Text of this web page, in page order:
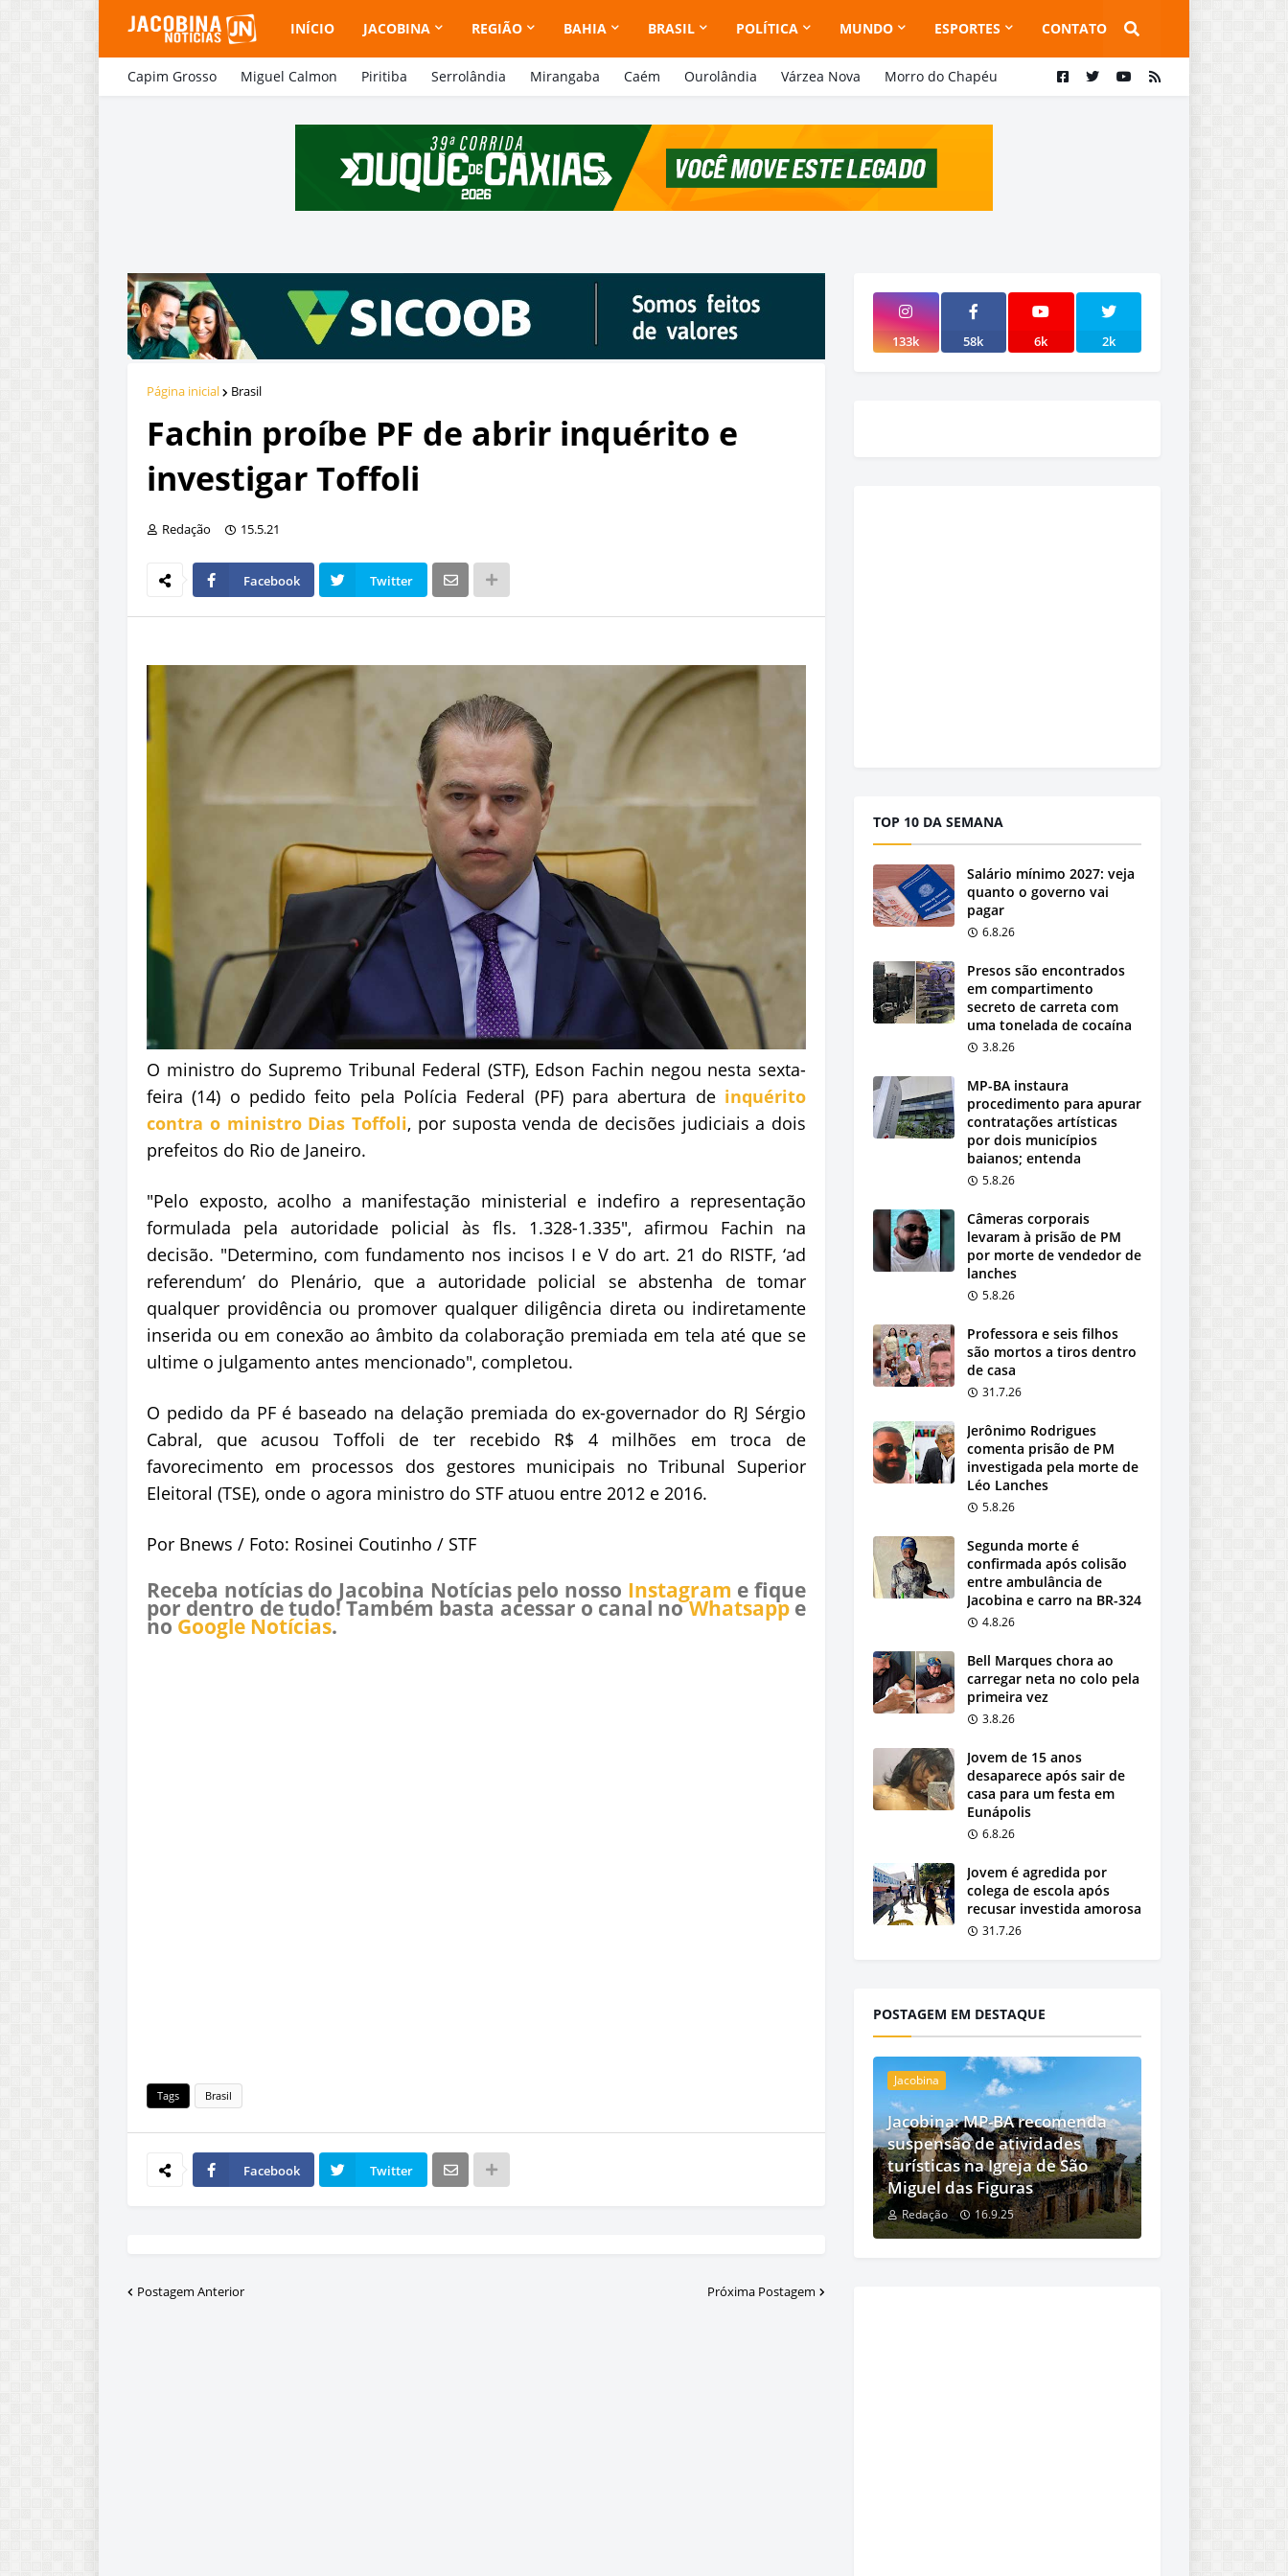
INÍCIO JACOBINA REGIÃO BAHIA BRASIL POLÍTICA MUNDO ESPORTES CONTATO
Capim Grosso Miguel Calmon Piritiba Serrolândia Mirangaba Caém Ourolândia Várzea Nova Morro do Chapéu
Página inicial Brasil
Fachin proíbe PF de abrir inquérito e
investigar Toffoli
Redação 15.5.21
Facebook Twitter
O ministro do Supremo Tribunal Federal (STF), Edson Fachin negou nesta sexta-
feira (14) o pedido feito pela Polícia Federal (PF) para abertura de inquérito
contra o ministro Dias Toffoli, por suposta venda de decisões judiciais a dois
prefeitos do Rio de Janeiro.
"Pelo exposto, acolho a manifestação ministerial e indefiro a representação
formulada pela autoridade policial às fls. 1.328-1.335", afirmou Fachin na
decisão. "Determino, com fundamento nos incisos I e V do art. 21 do RISTF, ‘ad
referendum’ do Plenário, que a autoridade policial se abstenha de tomar
qualquer providência ou promover qualquer diligência direta ou indiretamente
inserida ou em conexão ao âmbito da colaboração premiada em tela até que se
ultime o julgamento antes mencionado", completou.
O pedido da PF é baseado na delação premiada do ex-governador do RJ Sérgio
Cabral, que acusou Toffoli de ter recebido R$ 4 milhões em troca de
favorecimento em processos dos gestores municipais no Tribunal Superior
Eleitoral (TSE), onde o agora ministro do STF atuou entre 2012 e 2016.
Por Bnews / Foto: Rosinei Coutinho / STF
Receba notícias do Jacobina Notícias pelo nosso Instagram e fique
por dentro de tudo! Também basta acessar o canal noWhatsappe
no Google Notícias.
Tags Brasil
Facebook Twitter
Postagem Anterior Próxima Postagem
133k 58k 6k 2k
TOP 10 DA SEMANA
Salário mínimo 2027: veja
quanto o governo vai
pagar
6.8.26
Presos são encontrados
em compartimento
secreto de carreta com
uma tonelada de cocaína
3.8.26
MP-BA instaura
procedimento para apurar
contratações artísticas
por dois municípios
baianos; entenda
5.8.26
Câmeras corporais
levaram à prisão de PM
por morte de vendedor de
lanches
5.8.26
Professora e seis filhos
são mortos a tiros dentro
de casa
31.7.26
Jerônimo Rodrigues
comenta prisão de PM
investigada pela morte de
Léo Lanches
5.8.26
Segunda morte é
confirmada após colisão
entre ambulância de
Jacobina e carro na BR-324
4.8.26
Bell Marques chora ao
carregar neta no colo pela
primeira vez
3.8.26
Jovem de 15 anos
desaparece após sair de
casa para um festa em
Eunápolis
6.8.26
Jovem é agredida por
colega de escola após
recusar investida amorosa
31.7.26
POSTAGEM EM DESTAQUE
Jacobina
Jacobina: MP-BA recomenda
suspensão de atividades
turísticas na Igreja de São
Miguel das Figuras
Redação 16.9.25